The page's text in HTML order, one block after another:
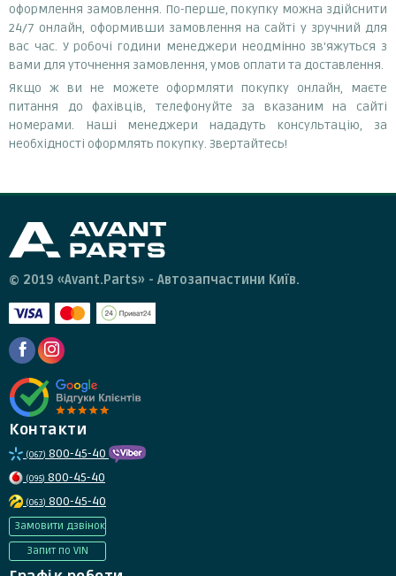
оформлення замовлення. По-перше, покупку можна здійснити
24/7 онлайн, оформивши замовлення на сайті у зручний для
вас час. У робочі години менеджери неодмінно зв'яжуться з
вами для уточнення замовлення, умов оплати та доставлення.
Якщо ж ви не можете оформляти покупку онлайн, маєте
питання до фахівців, телефонуйте за вказаним на сайті
номерами. Наші менеджери нададуть консультацію, за
необхідності оформлять покупку. Звертайтесь!
© 2019 «Avant.Parts» - Автозапчастини Київ.
Контакти
(067) 800-45-40
(095) 800-45-40
(063) 800-45-40
Замовити дзвінок
Запит по VIN